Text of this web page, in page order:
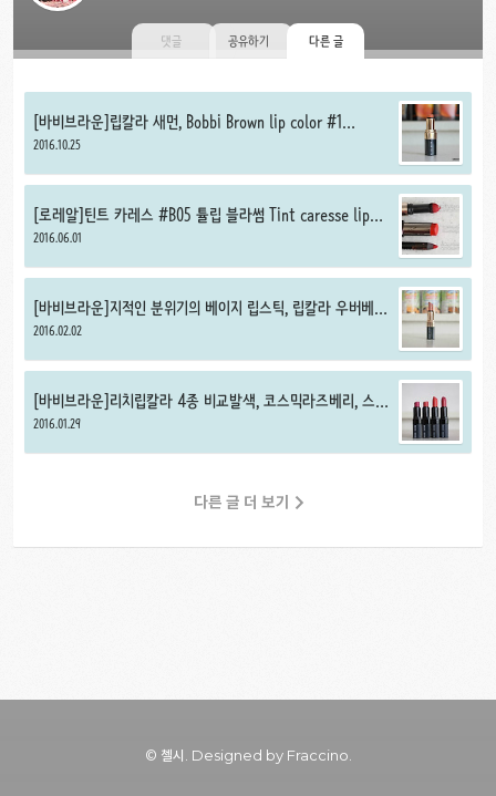
댓글 공유하기 다른 글
[바비브라운]립칼라 새먼, Bobbi Brown lip color #1
salmon
2016.10.25
[로레알]틴트 카레스 #B05 튤립 블라썸 Tint caresse lip
#B05 tulip blossom
2016.06.01
[바비브라운]지적인 분위기의 베이지 립스틱, 립칼라 우버베이
지
2016.02.02
[바비브라운]리치립칼라 4종 비교발색, 코스믹라즈베리, 스위
트넥타, 소프트코랄, 모드핑크
2016.01.29
다른 글 더 보기
© 첼시. Designed by Fraccino.